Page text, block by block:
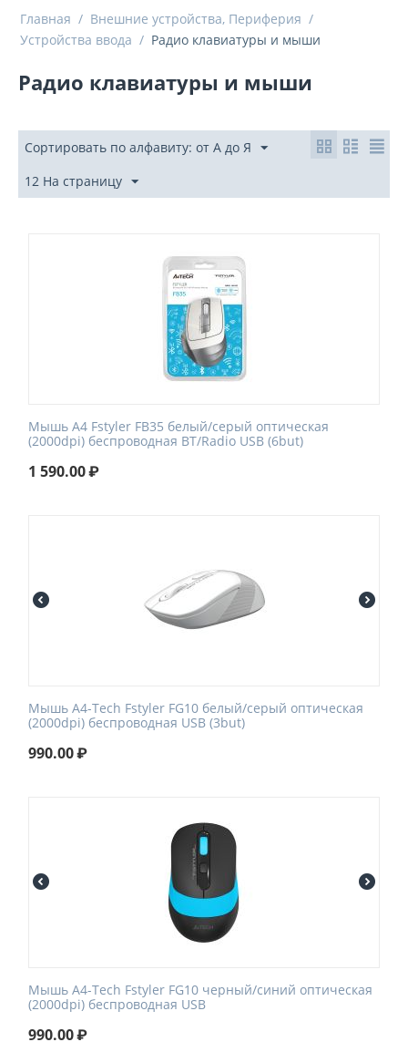
Главная / Внешние устройства, Периферия /
Устройства ввода / Радио клавиатуры и мыши
Радио клавиатуры и мыши
Сортировать по алфавиту: от А до Я
12 На страницу
Мышь A4 Fstyler FB35 белый/серый оптическая
(2000dpi) беспроводная BT/Radio USB (6but)
1 590.00₽
Мышь A4-Tech Fstyler FG10 белый/серый оптическая
(2000dpi) беспроводная USB (3but)
990.00₽
Мышь A4-Tech Fstyler FG10 черный/синий оптическая
(2000dpi) беспроводная USB
990.00₽